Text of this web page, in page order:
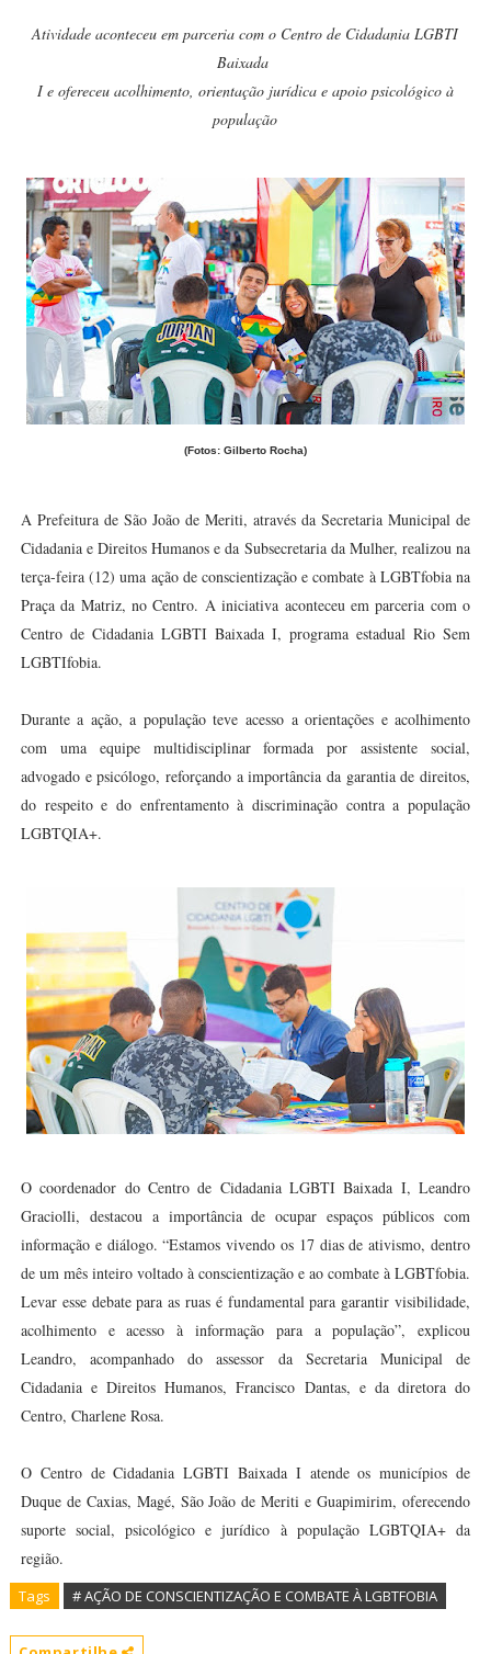
Atividade aconteceu em parceria com o Centro de Cidadania LGBTI
Baixada
I e ofereceu acolhimento, orientação jurídica e apoio psicológico à
população
(Fotos: Gilberto Rocha)
A Prefeitura de São João de Meriti, através da Secretaria Municipal de
Cidadania e Direitos Humanos e da Subsecretaria da Mulher, realizou na
terça-feira (12) uma ação de conscientização e combate à LGBTfobia na
Praça da Matriz, no Centro. A iniciativa aconteceu em parceria com o
Centro de Cidadania LGBTI Baixada I, programa estadual Rio Sem
LGBTIfobia.
Durante a ação, a população teve acesso a orientações e acolhimento
com uma equipe multidisciplinar formada por assistente social,
advogado e psicólogo, reforçando a importância da garantia de direitos,
do respeito e do enfrentamento à discriminação contra a população
LGBTQIA+.
O coordenador do Centro de Cidadania LGBTI Baixada I, Leandro
Graciolli, destacou a importância de ocupar espaços públicos com
informação e diálogo. “Estamos vivendo os 17 dias de ativismo, dentro
de um mês inteiro voltado à conscientização e ao combate à LGBTfobia.
Levar esse debate para as ruas é fundamental para garantir visibilidade,
acolhimento e acesso à informação para a população”, explicou
Leandro, acompanhado do assessor da Secretaria Municipal de
Cidadania e Direitos Humanos, Francisco Dantas, e da diretora do
Centro, Charlene Rosa.
O Centro de Cidadania LGBTI Baixada I atende os municípios de
Duque de Caxias, Magé, São João de Meriti e Guapimirim, oferecendo
suporte social, psicológico e jurídico à população LGBTQIA+ da
região.
Tags # AÇÃO DE CONSCIENTIZAÇÃO E COMBATE À LGBTFOBIA